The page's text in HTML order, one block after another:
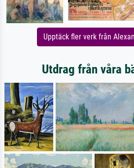
Upptäck fler verk från
Utdrag från våra